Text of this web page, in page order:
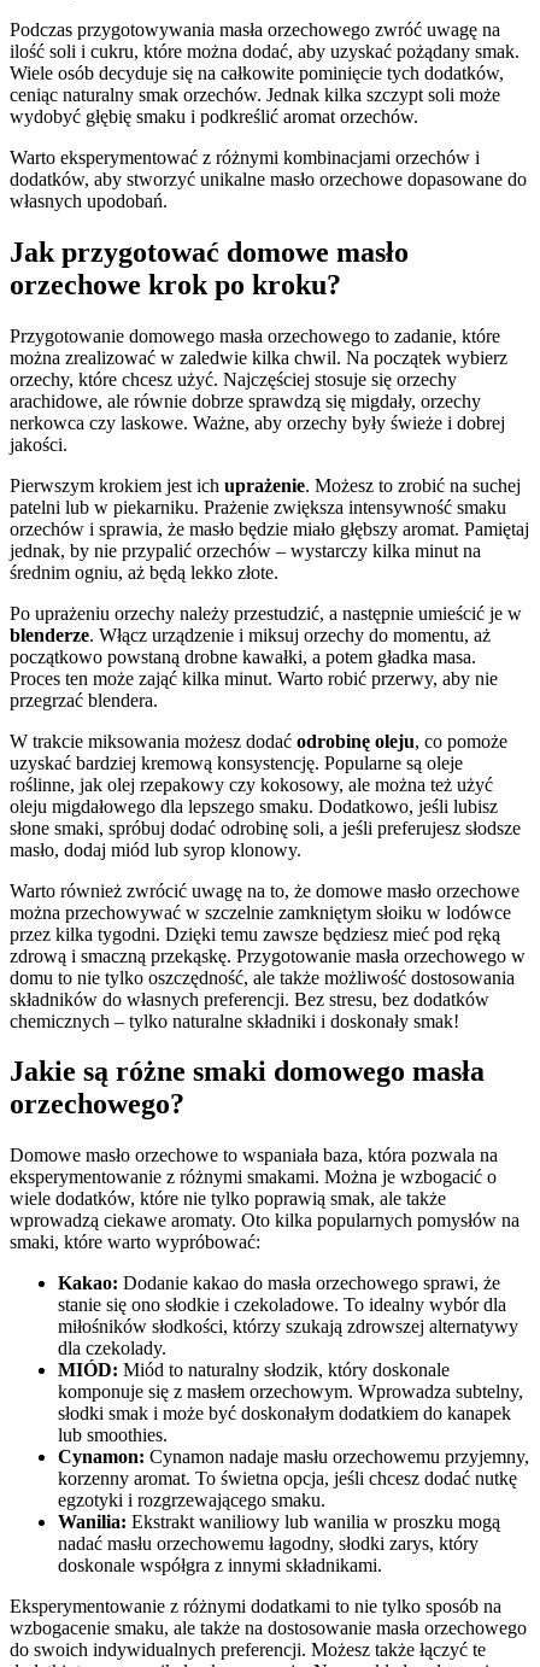
Podczas przygotowywania masła orzechowego zwróć uwagę na
ilość soli i cukru, które można dodać, aby uzyskać pożądany smak.
Wiele osób decyduje się na całkowite pominięcie tych dodatków,
ceniąc naturalny smak orzechów. Jednak kilka szczypt soli może
wydobyć głębię smaku i podkreślić aromat orzechów.
Warto eksperymentować z różnymi kombinacjami orzechów i
dodatków, aby stworzyć unikalne masło orzechowe dopasowane do
własnych upodobań.
Jak przygotować domowe masło
orzechowe krok po kroku?
Przygotowanie domowego masła orzechowego to zadanie, które
można zrealizować w zaledwie kilka chwil. Na początek wybierz
orzechy, które chcesz użyć. Najczęściej stosuje się orzechy
arachidowe, ale równie dobrze sprawdzą się migdały, orzechy
nerkowca czy laskowe. Ważne, aby orzechy były świeże i dobrej
jakości.
Pierwszym krokiem jest ich uprażenie. Możesz to zrobić na suchej
patelni lub w piekarniku. Prażenie zwiększa intensywność smaku
orzechów i sprawia, że masło będzie miało głębszy aromat. Pamiętaj
jednak, by nie przypalić orzechów – wystarczy kilka minut na
średnim ogniu, aż będą lekko złote.
Po uprażeniu orzechy należy przestudzić, a następnie umieścić je w
blenderze. Włącz urządzenie i miksuj orzechy do momentu, aż
początkowo powstaną drobne kawałki, a potem gładka masa.
Proces ten może zająć kilka minut. Warto robić przerwy, aby nie
przegrzać blendera.
W trakcie miksowania możesz dodać odrobinę oleju, co pomoże
uzyskać bardziej kremową konsystencję. Popularne są oleje
roślinne, jak olej rzepakowy czy kokosowy, ale można też użyć
oleju migdałowego dla lepszego smaku. Dodatkowo, jeśli lubisz
słone smaki, spróbuj dodać odrobinę soli, a jeśli preferujesz słodsze
masło, dodaj miód lub syrop klonowy.
Warto również zwrócić uwagę na to, że domowe masło orzechowe
można przechowywać w szczelnie zamkniętym słoiku w lodówce
przez kilka tygodni. Dzięki temu zawsze będziesz mieć pod ręką
zdrową i smaczną przekąskę. Przygotowanie masła orzechowego w
domu to nie tylko oszczędność, ale także możliwość dostosowania
składników do własnych preferencji. Bez stresu, bez dodatków
chemicznych – tylko naturalne składniki i doskonały smak!
Jakie są różne smaki domowego masła
orzechowego?
Domowe masło orzechowe to wspaniała baza, która pozwala na
eksperymentowanie z różnymi smakami. Można je wzbogacić o
wiele dodatków, które nie tylko poprawią smak, ale także
wprowadzą ciekawe aromaty. Oto kilka popularnych pomysłów na
smaki, które warto wypróbować:
Kakao: Dodanie kakao do masła orzechowego sprawi, że
stanie się ono słodkie i czekoladowe. To idealny wybór dla
miłośników słodkości, którzy szukają zdrowszej alternatywy
dla czekolady.
MIÓD: Miód to naturalny słodzik, który doskonale
komponuje się z masłem orzechowym. Wprowadza subtelny,
słodki smak i może być doskonałym dodatkiem do kanapek
lub smoothies.
Cynamon: Cynamon nadaje masłu orzechowemu przyjemny,
korzenny aromat. To świetna opcja, jeśli chcesz dodać nutkę
egzotyki i rozgrzewającego smaku.
Wanilia: Ekstrakt waniliowy lub wanilia w proszku mogą
nadać masłu orzechowemu łagodny, słodki zarys, który
doskonale współgra z innymi składnikami.
Eksperymentowanie z różnymi dodatkami to nie tylko sposób na
wzbogacenie smaku, ale także na dostosowanie masła orzechowego
do swoich indywidualnych preferencji. Możesz także łączyć te